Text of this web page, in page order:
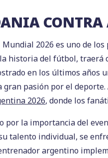
2026 es uno de
historia del fútbol, traerá
en los últimos años
pasión por el
2026, donde los
la importancia del
talento individual, se
argentino